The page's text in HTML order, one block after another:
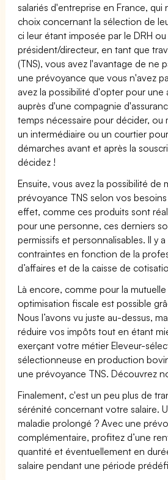
salariés d'entreprise en France, qui
choix concernant la sélection de
ci leur étant imposée par le DRH ou
président/directeur, en tant que
(TNS), vous avez l'avantage de ne
une prévoyance que vous n'avez
avez la possibilité d'opter pour une
auprès d'une compagnie
temps nécessaire pour décider, ou
un intermédiaire ou un courtier
démarches avant et après la
décidez !
Ensuite, vous avez la possibilité de
prévoyance TNS selon vos
effet, comme ces produits sont
pour une personne, ces derniers
permissifs et personnalisables. Il y
contraintes en fonction de la
d’affaires et de la caisse de
Là encore, comme pour la mutuelle
optimisation fiscale est possible
Nous l’avons vu juste au-dessus,
réduire vos impôts tout en étant
exerçant votre métier Eleveur-
sélectionneuse en production
une prévoyance TNS. Découvrez
Finalement, c'est un peu plus de
sérénité concernant votre salaire.
maladie prolongé ? Avec une
complémentaire, profitez d’une
quantité et éventuellement en
salaire pendant une période